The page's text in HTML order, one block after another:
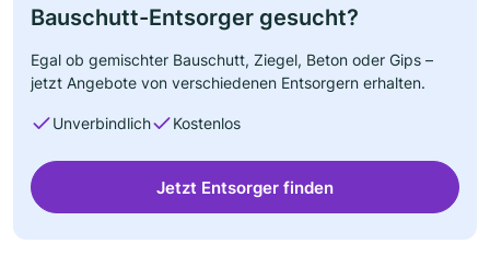
Bauschutt-Entsorger gesucht?
Egal ob gemischter Bauschutt, Ziegel, Beton oder Gips –
jetzt Angebote von verschiedenen Entsorgern erhalten.
Unverbindlich Kostenlos
Jetzt Entsorger finden